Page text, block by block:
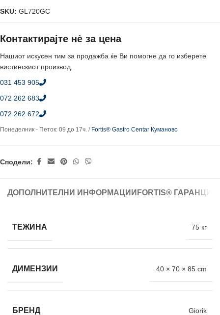
SKU: GL720GC
Контактирајте нè за цена
Нашиот искусен тим за продажба ќе Ви помогне да го изберете
вистинскиот производ.
031 453 905
072 262 683
072 262 672
Понеделник - Петок: 09 до 17ч. / Fortis® Gastro Centar Куманово
Сподели:
ДОПОЛНИТЕЛНИ ИНФОРМАЦИИ FORTIS®
ТЕЖИНА 75 кг
ДИМЕНЗИИ 40 × 70 × 85 cm
БРЕНД Giorik